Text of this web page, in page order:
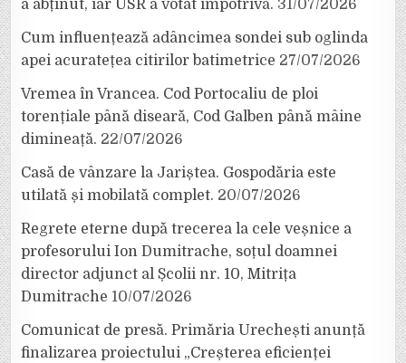
a abținut, iar USR a votat împotrivă. 31/07/2026
Cum influențează adâncimea sondei sub oglinda
apei acuratețea citirilor batimetrice 27/07/2026
Vremea în Vrancea. Cod Portocaliu de ploi
torențiale până diseară, Cod Galben până mâine
dimineață. 22/07/2026
Casă de vânzare la Jariștea. Gospodăria este
utilată și mobilată complet. 20/07/2026
Regrete eterne după trecerea la cele veșnice a
profesorului Ion Dumitrache, soțul doamnei
director adjunct al Școlii nr. 10, Mitrița
Dumitrache 10/07/2026
Comunicat de presă. Primăria Urechești anunță
finalizarea proiectului „Creșterea eficienței